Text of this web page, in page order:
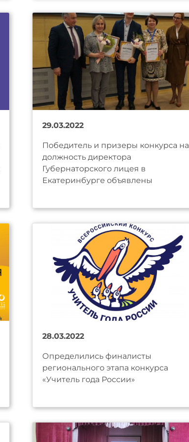
29.03.2022
Победитель и призеры конкурса на
должность директора
Губернаторского лицея в
Екатеринбурге объявлены
28.03.2022
Определились финалисты
регионального этапа конкурса
«Учитель года России»